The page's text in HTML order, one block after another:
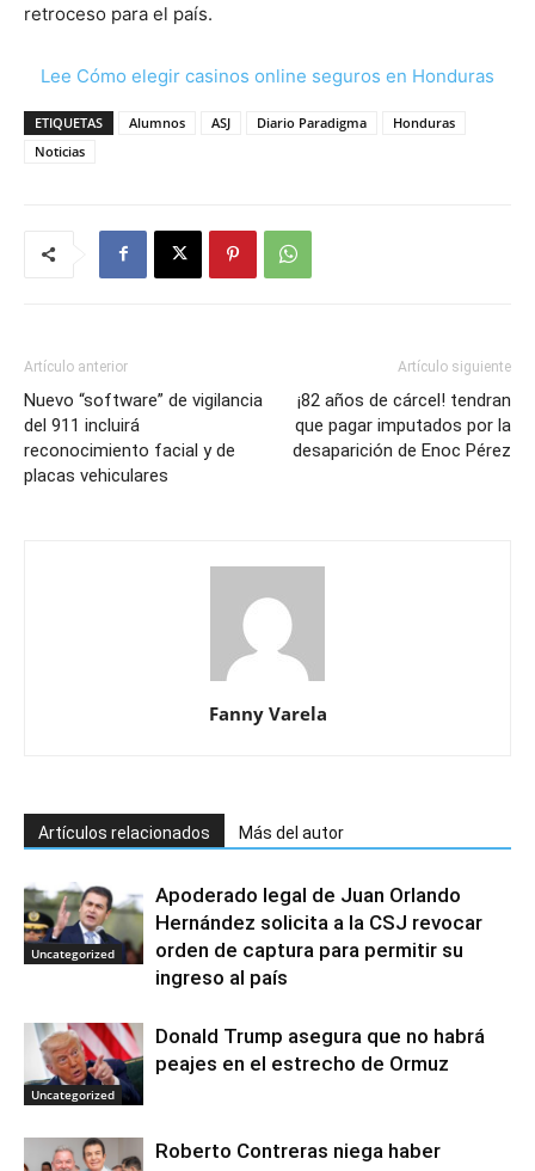
retroceso para el país.
Lee Cómo elegir casinos online seguros en Honduras
ETIQUETAS Alumnos ASJ Diario Paradigma
Honduras
Noticias
Artículo anterior
Nuevo “software” de vigilancia
del 911 incluirá
reconocimiento facial y de
placas vehiculares
Artículo siguiente
¡82 años de cárcel! tendran
que pagar imputados por la
desaparición de Enoc Pérez
Fanny Varela
Artículos relacionados Más del autor
Uncategorized
Apoderado legal de Juan Orlando
Hernández solicita a la CSJ revocar
orden de captura para permitir su
ingreso al país
Uncategorized
Donald Trump asegura que no habrá
peajes en el estrecho de Ormuz
Roberto Contreras niega haber